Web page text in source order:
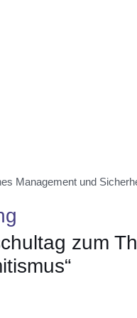
Management und
zum